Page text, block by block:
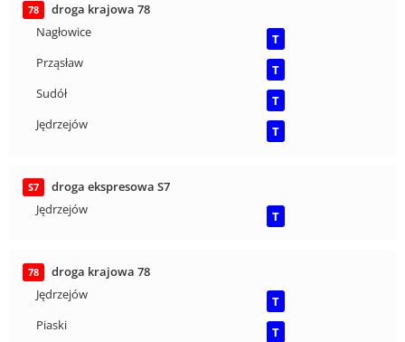
78
droga krajowa 78
Nagłowice
T
Prząsław
T
Sudół
T
Jędrzejów
T
S7
droga ekspresowa S7
Jędrzejów
T
78
droga krajowa 78
Jędrzejów
T
Piaski
T